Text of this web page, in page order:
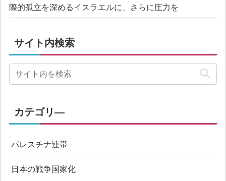
際的孤立を深めるイスラエルに、さらに圧力を
サイト内検索
カテゴリ―
パレスチナ連帯
日本の戦争国家化